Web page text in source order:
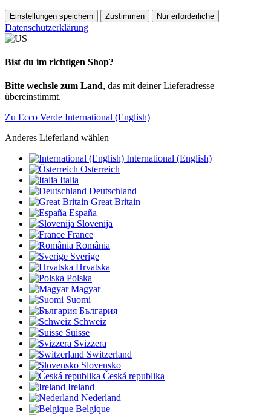
Einstellungen speichern Zustimmen Nur erforderliche
Datenschutzerklärung
Bist du im richtigen Shop?
Bitte wechsle zum Land, das mit deiner Lieferadresse
übereinstimmt.
Zu Ecco Verde International (English)
Anderes Lieferland wählen
International (English)
Österreich
Italia
Deutschland
Great Britain
España
Slovenija
France
România
Sverige
Hrvatska
Polska
Magyar
Suomi
България
Schweiz
Suisse
Svizzera
Switzerland
Slovensko
Česká republika
Ireland
Nederland
Belgique